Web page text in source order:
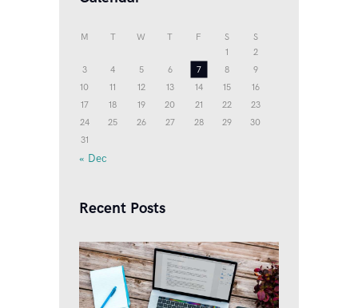
M T W T F S
S
1
2
3
4 5 6 7 8
9
10
11 12 13 14 15
16
17
18 19 20 21 22
23
24
25 26 27 28 29
30
31
« Dec
Recent Posts